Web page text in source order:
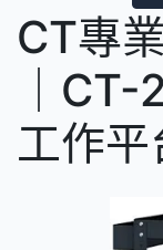
CT專
｜
工作